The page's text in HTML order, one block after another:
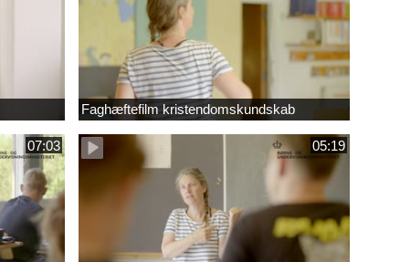
Faghæftefilm kristendomskundskab
07:03 05:19